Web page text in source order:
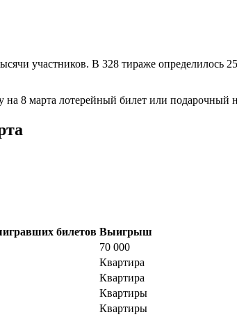
участников. В 328 тираже определилось
8 марта лотерейный билет или
билетов Выигрыш
70 000
Квартира
Квартира
Квартиры
Квартиры